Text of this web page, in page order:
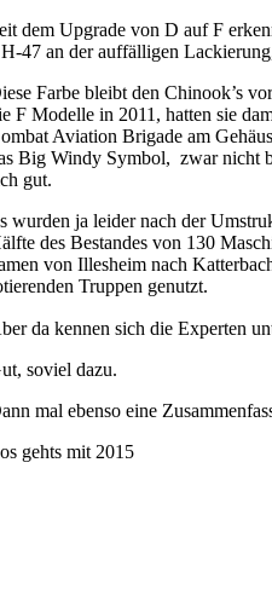
dem Upgrade von D auf F
47 an der auffälligen
Farbe bleibt den Chinook’s
F Modelle in 2011, hatten sie
Aviation Brigade am
Big Windy Symbol, zwar nicht
gut.
wurden ja leider nach der
des Bestandes von 130
von Illesheim nach
Truppen genutzt.
da kennen sich die Experten
soviel dazu.
mal ebenso eine
gehts mit 2015